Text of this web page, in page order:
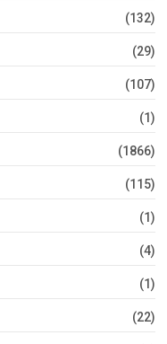
(132)
(29)
(107)
(1)
(1866)
(115)
(1)
(4)
(1)
(22)